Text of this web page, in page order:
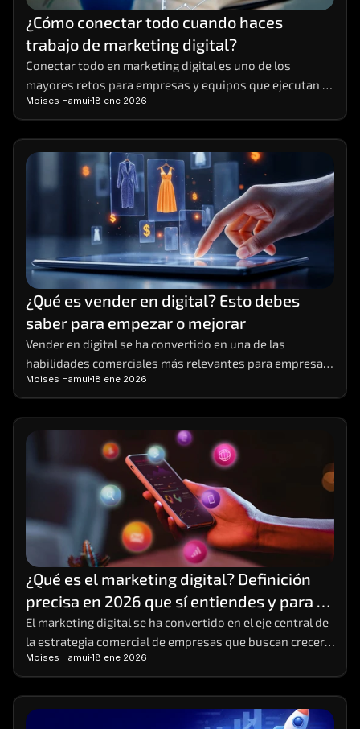
¿Cómo conectar todo cuando haces
trabajo de marketing digital?
Conectar todo en marketing digital es uno de los
mayores retos para empresas y equipos que ejecutan
múltiples acciones al mismo tiempo
Moises Hamui 18 ene 2026
¿Qué es vender en digital? Esto debes
saber para empezar o mejorar
Vender en digital se ha convertido en una de las
habilidades comerciales más relevantes para empresas
y emprendedores que buscan crecimiento sostenible
Moises Hamui 18 ene 2026
¿Qué es el marketing digital? Definición
precisa en 2026 que sí entiendes y para
poner en práctica
El marketing digital se ha convertido en el eje central de
la estrategia comercial de empresas que buscan crecer
Moises Hamui 18 ene 2026